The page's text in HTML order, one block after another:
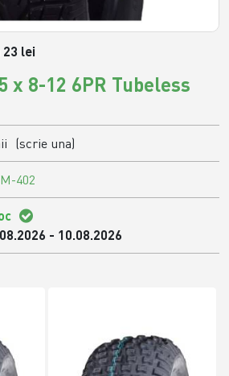
lei
x 8-12 6PR Tubeless
(scrie una)
402
- 10.08.2026